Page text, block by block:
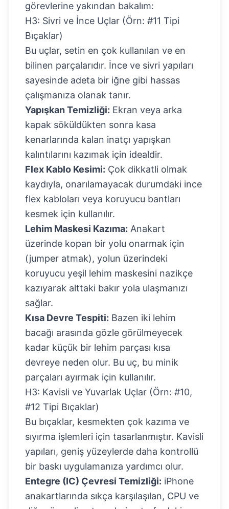
görevlerine yakından bakalım:
H3: Sivri ve İnce Uçlar (Örn: #11 Tipi
Bıçaklar)
Bu uçlar, setin en çok kullanılan ve en
bilinen parçalarıdır. İnce ve sivri yapıları
sayesinde adeta bir iğne gibi hassas
çalışmanıza olanak tanır.
Yapışkan Temizliği: Ekran veya arka
kapak söküldükten sonra kasa
kenarlarında kalan inatçı yapışkan
kalıntılarını kazımak için idealdir.
Flex Kablo Kesimi: Çok dikkatli olmak
kaydıyla, onarılamayacak durumdaki ince
flex kabloları veya koruyucu bantları
kesmek için kullanılır.
Lehim Maskesi Kazıma: Anakart
üzerinde kopan bir yolu onarmak için
(jumper atmak), yolun üzerindeki
koruyucu yeşil lehim maskesini nazikçe
kazıyarak alttaki bakır yola ulaşmanızı
sağlar.
Kısa Devre Tespiti: Bazen iki lehim
bacağı arasında gözle görülmeyecek
kadar küçük bir lehim parçası kısa
devreye neden olur. Bu uç, bu minik
parçaları ayırmak için kullanılır.
H3: Kavisli ve Yuvarlak Uçlar (Örn: #10,
#12 Tipi Bıçaklar)
Bu bıçaklar, kesmekten çok kazıma ve
sıyırma işlemleri için tasarlanmıştır. Kavisli
yapıları, geniş yüzeylerde daha kontrollü
bir baskı uygulamanıza yardımcı olur.
Entegre (IC) Çevresi Temizliği: iPhone
anakartlarında sıkça karşılaşılan, CPU ve